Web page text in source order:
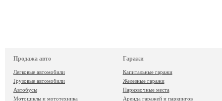
Продажа авто
Легковые автомобили
Грузовые автомобили
Автобусы
Мотоциклы и мототехника
Гаражи
Капитальные гаражи
Железные гаражи
Парковочные места
Аренда гаражей и паркингов